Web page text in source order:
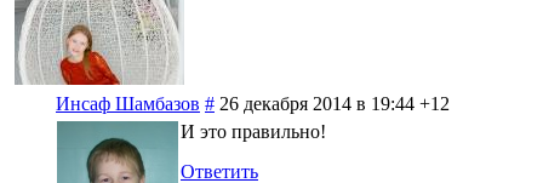
Инсаф Шамбазов # 26 декабря 2014 в 19:44 +12
И это правильно!
Ответить